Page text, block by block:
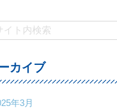
カイブ
年3月